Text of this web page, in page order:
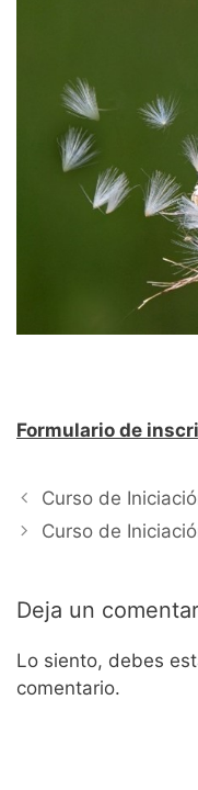
Formulario de
Curso de
Curso de
Deja un
Lo siento, debes
comentario.